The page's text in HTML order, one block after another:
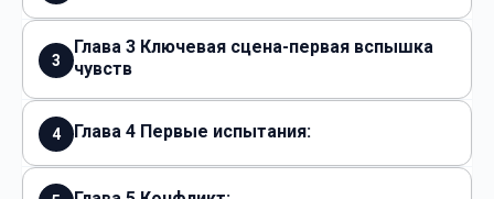
3
Глава 3 Ключевая сцена-первая вспышка
чувств
4 Глава 4 Первые испытания: